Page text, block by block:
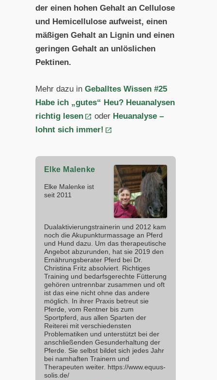
der einen hohen Gehalt an Cellulose
und Hemicellulose aufweist, einen
mäßigen Gehalt an Lignin und einen
geringen Gehalt an unlöslichen
Pektinen.
Mehr dazu in Geballtes Wissen #25
Habe ich „gutes“ Heu? Heuanalysen
richtig lesen
oder Heuanalyse –
lohnt sich immer!
Elke Malenke
Elke Malenke ist
seit 2011
Dualaktivierungstrainerin und 2012 kam
noch die Akupunkturmassage an Pferd
und Hund dazu. Um das therapeutische
Angebot abzurunden, hat sie 2019 den
Ernährungsberater Pferd bei Dr.
Christina Fritz absolviert. Richtiges
Training und bedarfsgerechte Fütterung
gehören untrennbar zusammen und oft
ist das eine nicht ohne das andere
möglich. In ihrer Praxis betreut sie
Pferde, vom Rentner bis zum
Sportpferd, aus allen Sparten der
Reiterei mit verschiedensten
Problematiken und unterstützt bei der
anschließenden Gesunderhaltung der
Pferde. Sie selbst bildet sich jedes Jahr
bei namhaften Trainern und
Therapeuten weiter. https://www.equus-
solis.de/